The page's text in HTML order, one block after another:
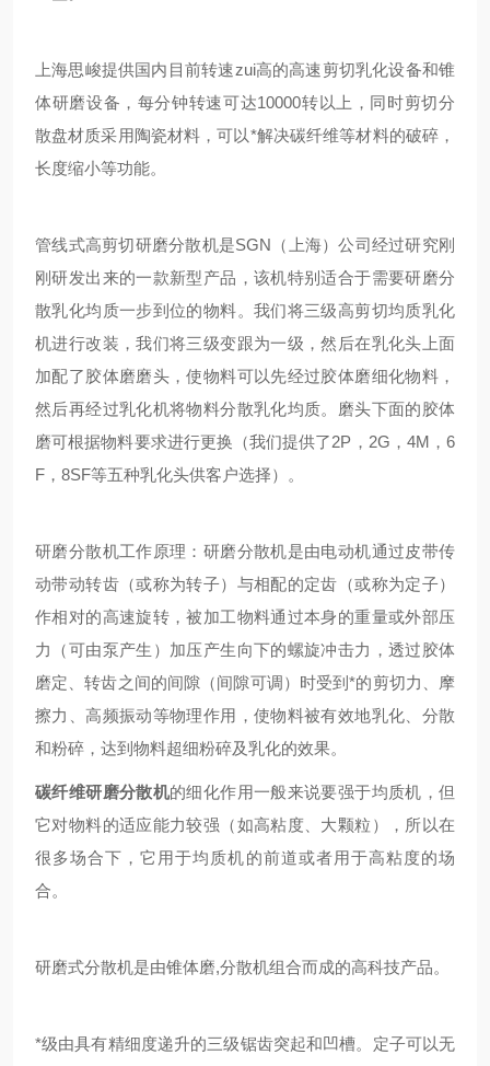
上海思峻提供国内目前转速zui高的高速剪切乳化设备和锥
体研磨设备，每分钟转速可达10000转以上，同时剪切分
散盘材质采用陶瓷材料，可以*解决碳纤维等材料的破碎，
长度缩小等功能。
管线式高剪切研磨分散机是SGN （上海）公司经过研究刚
刚研发出来的一款新型产品，该机特别适合于需要研磨分
散乳化均质一步到位的物料。我们将三级高剪切均质乳化
机进行改装，我们将三级变跟为一级，然后在乳化头上面
加配了胶体磨磨头，使物料可以先经过胶体磨细化物料，
然后再经过乳化机将物料分散乳化均质。磨头下面的胶体
磨可根据物料要求进行更换（我们提供了2P，2G，4M，6
F，8SF等五种乳化头供客户选择）。
研磨分散机工作原理：研磨分散机是由电动机通过皮带传
动带动转齿（或称为转子）与相配的定齿（或称为定子）
作相对的高速旋转，被加工物料通过本身的重量或外部压
力（可由泵产生）加压产生向下的螺旋冲击力，透过胶体
磨定、转齿之间的间隙（间隙可调）时受到*的剪切力、摩
擦力、高频振动等物理作用，使物料被有效地乳化、分散
和粉碎，达到物料超细粉碎及乳化的效果。
碳纤维研磨分散机的细化作用一般来说要强于均质机，但
它对物料的适应能力较强（如高粘度、大颗粒），所以在
很多场合下，它用于均质机的前道或者用于高粘度的场
合。
研磨式分散机是由锥体磨,分散机组合而成的高科技产品。
*级由具有精细度递升的三级锯齿突起和凹槽。定子可以无